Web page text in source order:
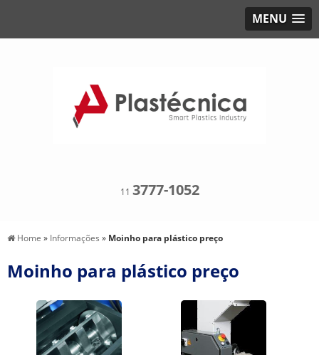
MENU
11 3777-1052
Home » Informações » Moinho para plástico preço
Moinho para plástico preço